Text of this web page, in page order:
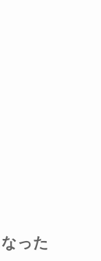
った